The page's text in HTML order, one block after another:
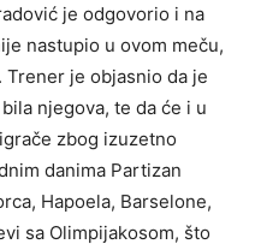
je odgovorio i na
nastupio u ovom meču,
je objasnio da je
njegova, te da će i u
zbog izuzetno
danima Partizan
Hapoela, Barselone,
sa Olimpijakosom, što